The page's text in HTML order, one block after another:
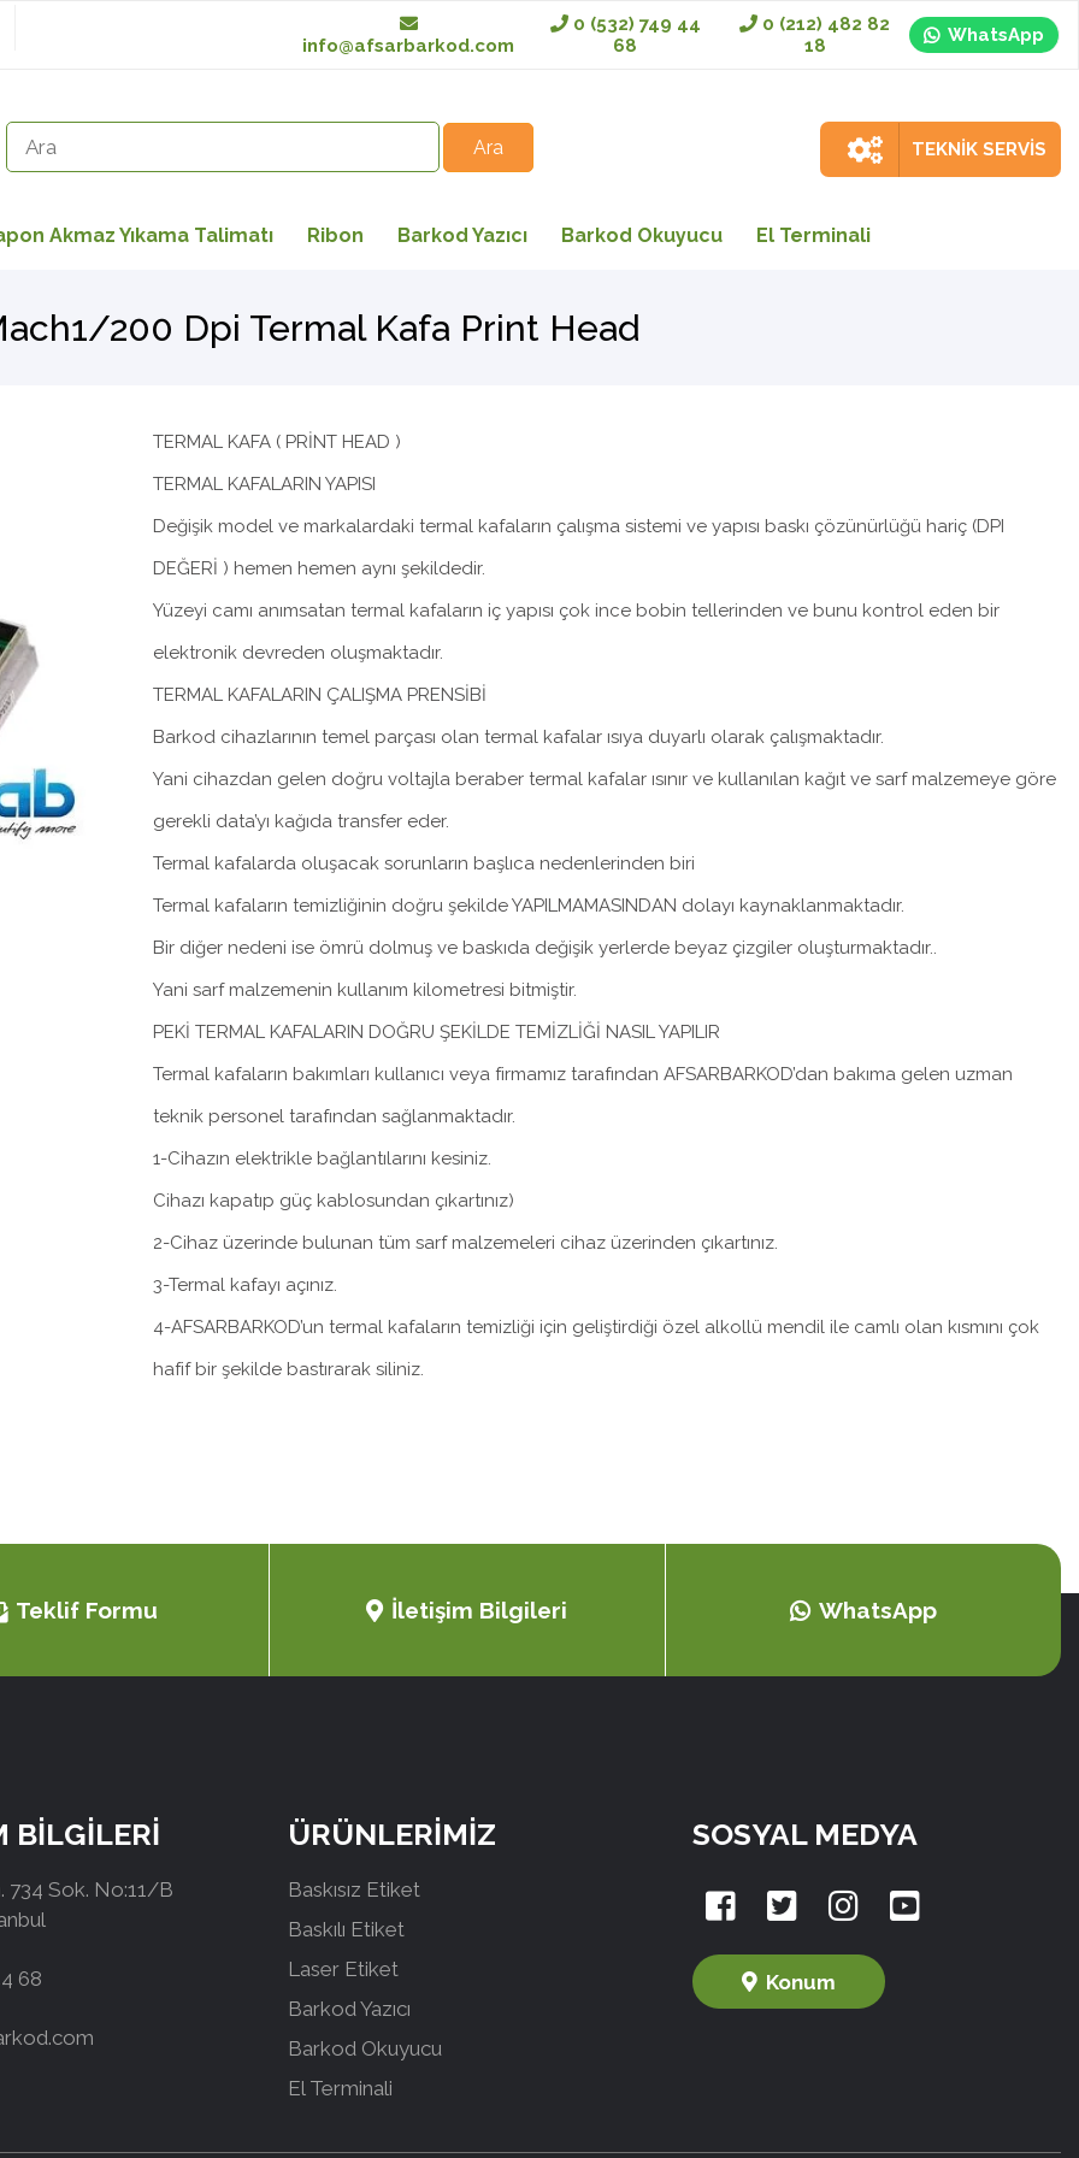
info@afsarbarkod.com
0 (532) 749 44
68
0 (212) 482 82
18
WhatsApp
TEKNİK SERVİS
Akmaz Yıkama Talimatı Ribon Barkod Yazıcı Barkod Okuyucu El Terminali
200 Dpi Termal Kafa Print Head
TERMAL KAFA ( PRİNT HEAD )
TERMAL KAFALARIN YAPISI
Değişik model ve markalardaki termal kafaların çalışma sistemi ve yapısı baskı çözünürlüğü hariç (DPI
DEĞERİ ) hemen hemen aynı şekildedir.
Yüzeyi camı anımsatan termal kafaların iç yapısı çok ince bobin tellerinden ve bunu kontrol eden bir
elektronik devreden oluşmaktadır.
TERMAL KAFALARIN ÇALIŞMA PRENSİBİ
Barkod cihazlarının temel parçası olan termal kafalar ısıya duyarlı olarak çalışmaktadır.
Yani cihazdan gelen doğru voltajla beraber termal kafalar ısınır ve kullanılan kağıt ve sarf malzemeye göre
gerekli data’yı kağıda transfer eder.
Termal kafalarda oluşacak sorunların başlıca nedenlerinden biri
Termal kafaların temizliğinin doğru şekilde YAPILMAMASINDAN dolayı kaynaklanmaktadır.
Bir diğer nedeni ise ömrü dolmuş ve baskıda değişik yerlerde beyaz çizgiler oluşturmaktadır..
Yani sarf malzemenin kullanım kilometresi bitmiştir.
PEKİ TERMAL KAFALARIN DOĞRU ŞEKİLDE TEMİZLİĞİ NASIL YAPILIR
Termal kafaların bakımları kullanıcı veya firmamız tarafından AFSARBARKOD’dan bakıma gelen uzman
teknik personel tarafından sağlanmaktadır.
1-Cihazın elektrikle bağlantılarını kesiniz.
Cihazı kapatıp güç kablosundan çıkartınız)
2-Cihaz üzerinde bulunan tüm sarf malzemeleri cihaz üzerinden çıkartınız.
3-Termal kafayı açınız.
4-AFSARBARKOD’un termal kafaların temizliği için geliştirdiği özel alkollü mendil ile camlı olan kısmını çok
hafif bir şekilde bastırarak siliniz.
Teklif Formu İletişim Bilgileri WhatsApp
BİLGİLERİ
734 Sok. No:11/B
68
ÜRÜNLERİMİZ
Baskısız Etiket
Baskılı Etiket
Laser Etiket
Barkod Yazıcı
Barkod Okuyucu
El Terminali
SOSYAL MEDYA
Konum